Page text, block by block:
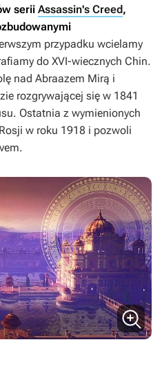
serii Assassin's Creed,
przypadku wcielamy
do XVI-wiecznych Chin.
nad Abraazem Mirą i
rozgrywającej się w 1841
Ostatnia z wymienionych
w roku 1918 i pozwoli